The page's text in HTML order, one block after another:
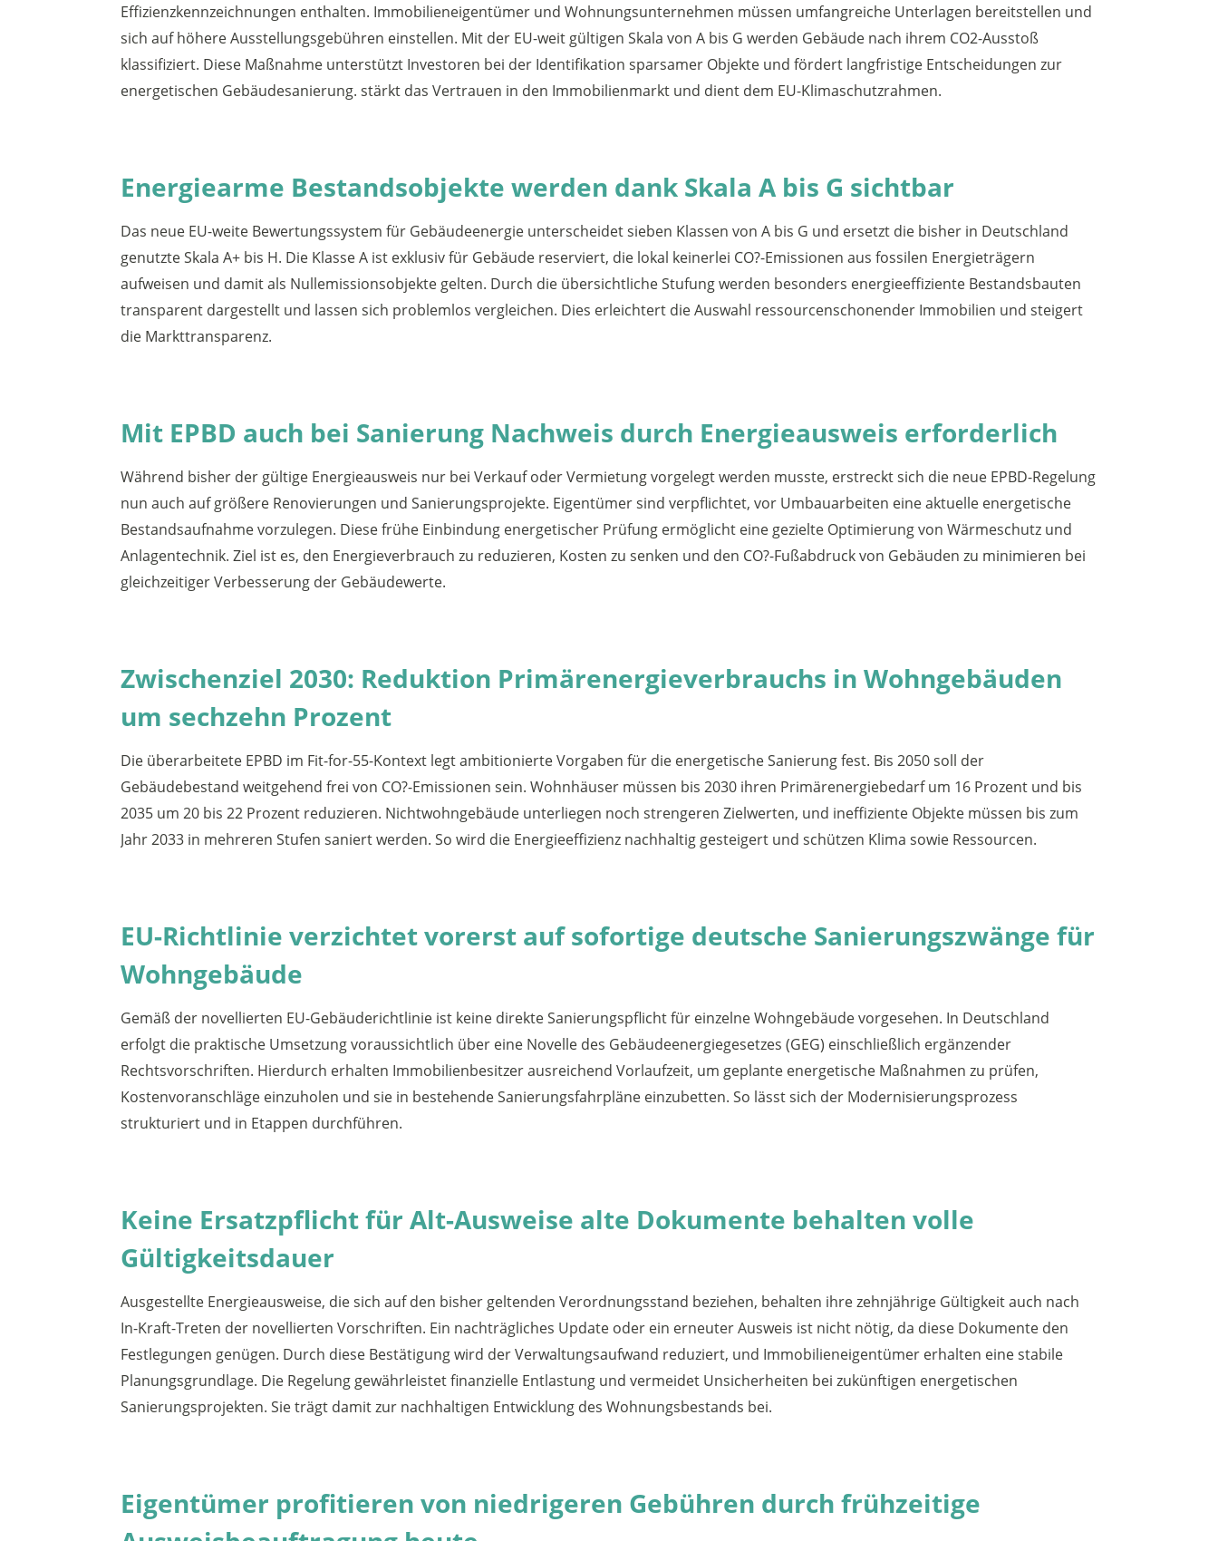
Effizienzkennzeichnungen enthalten. Immobilieneigentümer und Wohnungsunternehmen müssen umfangreiche Unterlagen bereitstellen und
sich auf höhere Ausstellungsgebühren einstellen. Mit der EU-weit gültigen Skala von A bis G werden Gebäude nach ihrem CO2-Ausstoß
klassifiziert. Diese Maßnahme unterstützt Investoren bei der Identifikation sparsamer Objekte und fördert langfristige Entscheidungen zur
energetischen Gebäudesanierung. stärkt das Vertrauen in den Immobilienmarkt und dient dem EU-Klimaschutzrahmen.
Energiearme Bestandsobjekte werden dank Skala A bis G sichtbar
Das neue EU-weite Bewertungssystem für Gebäudeenergie unterscheidet sieben Klassen von A bis G und ersetzt die bisher in Deutschland
genutzte Skala A+ bis H. Die Klasse A ist exklusiv für Gebäude reserviert, die lokal keinerlei CO?-Emissionen aus fossilen Energieträgern
aufweisen und damit als Nullemissionsobjekte gelten. Durch die übersichtliche Stufung werden besonders energieeffiziente Bestandsbauten
transparent dargestellt und lassen sich problemlos vergleichen. Dies erleichtert die Auswahl ressourcenschonender Immobilien und steigert
die Markttransparenz.
Mit EPBD auch bei Sanierung Nachweis durch Energieausweis erforderlich
Während bisher der gültige Energieausweis nur bei Verkauf oder Vermietung vorgelegt werden musste, erstreckt sich die neue EPBD-Regelung
nun auch auf größere Renovierungen und Sanierungsprojekte. Eigentümer sind verpflichtet, vor Umbauarbeiten eine aktuelle energetische
Bestandsaufnahme vorzulegen. Diese frühe Einbindung energetischer Prüfung ermöglicht eine gezielte Optimierung von Wärmeschutz und
Anlagentechnik. Ziel ist es, den Energieverbrauch zu reduzieren, Kosten zu senken und den CO?-Fußabdruck von Gebäuden zu minimieren bei
gleichzeitiger Verbesserung der Gebäudewerte.
Zwischenziel 2030: Reduktion Primärenergieverbrauchs in Wohngebäuden
um sechzehn Prozent
Die überarbeitete EPBD im Fit-for-55-Kontext legt ambitionierte Vorgaben für die energetische Sanierung fest. Bis 2050 soll der
Gebäudebestand weitgehend frei von CO?-Emissionen sein. Wohnhäuser müssen bis 2030 ihren Primärenergiebedarf um 16 Prozent und bis
2035 um 20 bis 22 Prozent reduzieren. Nichtwohngebäude unterliegen noch strengeren Zielwerten, und ineffiziente Objekte müssen bis zum
Jahr 2033 in mehreren Stufen saniert werden. So wird die Energieeffizienz nachhaltig gesteigert und schützen Klima sowie Ressourcen.
EU-Richtlinie verzichtet vorerst auf sofortige deutsche Sanierungszwänge für
Wohngebäude
Gemäß der novellierten EU-Gebäuderichtlinie ist keine direkte Sanierungspflicht für einzelne Wohngebäude vorgesehen. In Deutschland
erfolgt die praktische Umsetzung voraussichtlich über eine Novelle des Gebäudeenergiegesetzes (GEG) einschließlich ergänzender
Rechtsvorschriften. Hierdurch erhalten Immobilienbesitzer ausreichend Vorlaufzeit, um geplante energetische Maßnahmen zu prüfen,
Kostenvoranschläge einzuholen und sie in bestehende Sanierungsfahrpläne einzubetten. So lässt sich der Modernisierungsprozess
strukturiert und in Etappen durchführen.
Keine Ersatzpflicht für Alt-Ausweise alte Dokumente behalten volle
Gültigkeitsdauer
Ausgestellte Energieausweise, die sich auf den bisher geltenden Verordnungsstand beziehen, behalten ihre zehnjährige Gültigkeit auch nach
In-Kraft-Treten der novellierten Vorschriften. Ein nachträgliches Update oder ein erneuter Ausweis ist nicht nötig, da diese Dokumente den
Festlegungen genügen. Durch diese Bestätigung wird der Verwaltungsaufwand reduziert, und Immobilieneigentümer erhalten eine stabile
Planungsgrundlage. Die Regelung gewährleistet finanzielle Entlastung und vermeidet Unsicherheiten bei zukünftigen energetischen
Sanierungsprojekten. Sie trägt damit zur nachhaltigen Entwicklung des Wohnungsbestands bei.
Eigentümer profitieren von niedrigeren Gebühren durch frühzeitige